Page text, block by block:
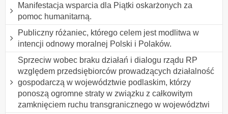
Manifestacja wsparcia dla Piątki oskarżonych za
pomoc humanitarną.
Publiczny różaniec, którego celem jest modlitwa w
intencji odnowy moralnej Polski i Polaków.
Sprzeciw wobec braku działań i dialogu rządu RP
względem przedsiębiorców prowadzących działalność
gospodarczą w województwie podlaskim, którzy
ponoszą ogromne straty w związku z całkowitym
zamknięciem ruchu transgranicznego w województwi